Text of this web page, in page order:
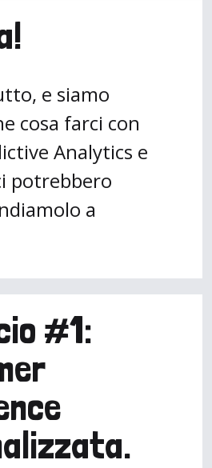
e siamo
cosa farci con
Analytics e
potrebbero
a
#1: